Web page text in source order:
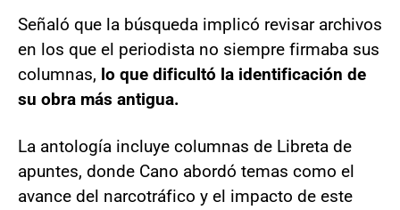
Señaló que la búsqueda implicó revisar archivos
en los que el periodista no siempre firmaba sus
columnas, lo que dificultó la identificación de
su obra más antigua.
La antología incluye columnas de Libreta de
apuntes, donde Cano abordó temas como el
avance del narcotráfico y el impacto de este